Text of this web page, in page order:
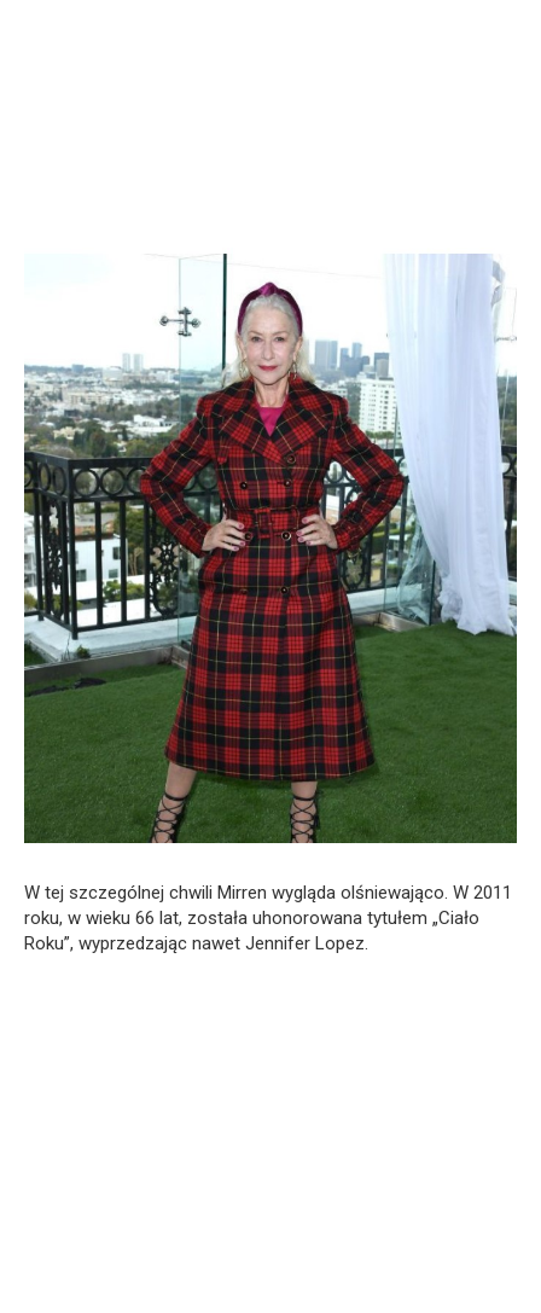
W tej szczególnej chwili Mirren wygląda olśniewająco. W 2011
roku, w wieku 66 lat, została uhonorowana tytułem „Ciało
Roku”, wyprzedzając nawet Jennifer Lopez.